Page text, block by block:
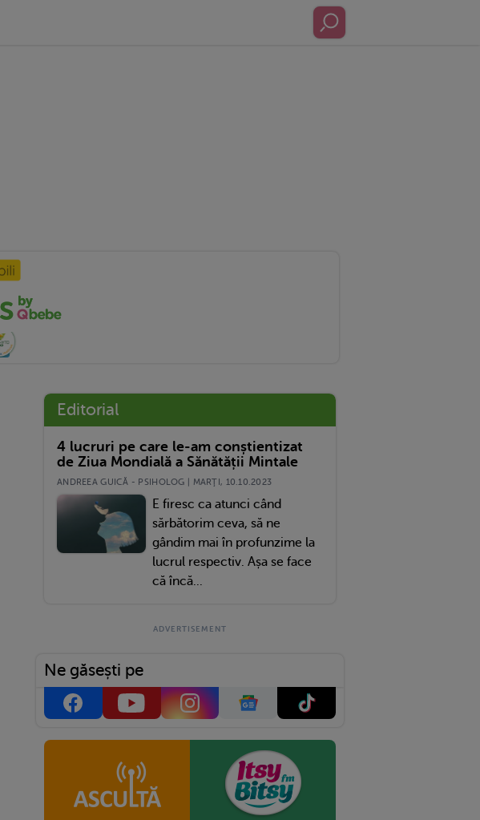
Editorial
4 lucruri pe care le-am conștientizat
de Ziua Mondială a Sănătății Mintale
ANDREEA GUICĂ - PSIHOLOG | MARŢI, 10.10.2023
E firesc ca atunci când
sărbătorim ceva, să ne
gândim mai în profunzime la
lucrul respectiv. Așa se face
că încă...
Ne găsești pe